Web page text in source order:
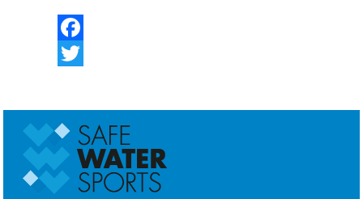
Facebook